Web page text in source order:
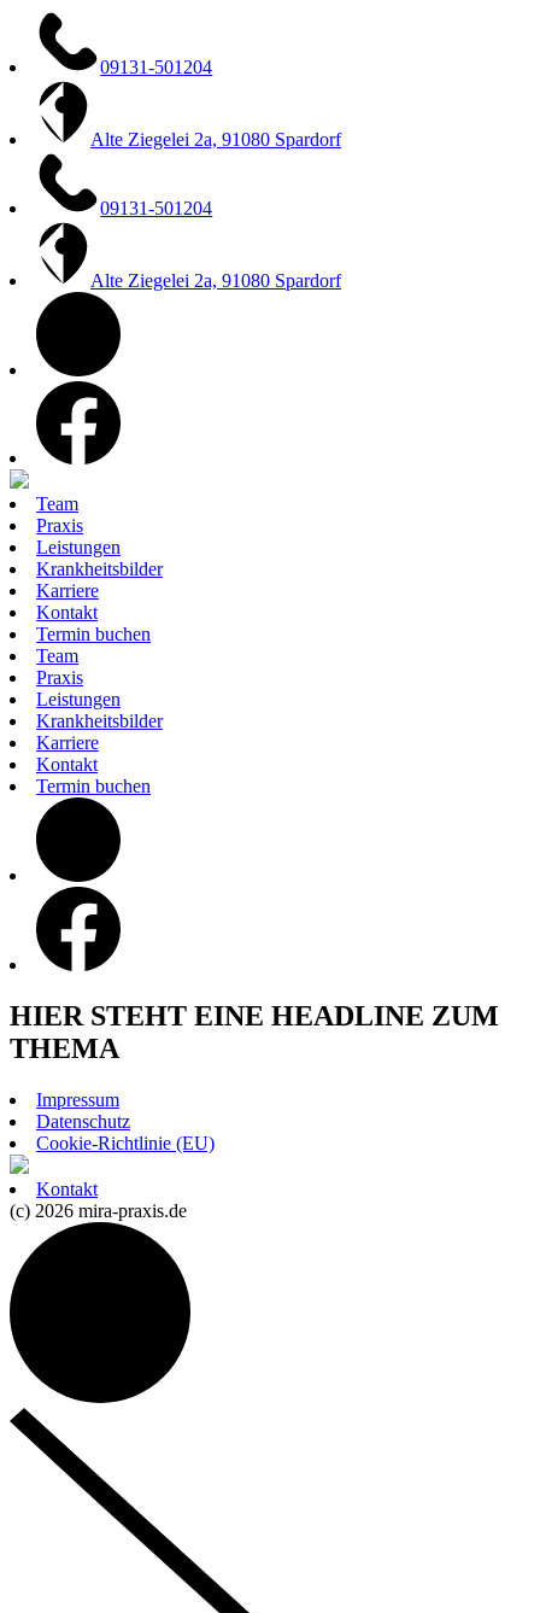
Zum
Inhalt
springen
09131-501204
Alte Ziegelei 2a, 91080 Spardorf
09131-501204
Alte Ziegelei 2a, 91080 Spardorf
instagram
facebook
Team
Praxis
Leistungen
Krankheitsbilder
Karriere
Kontakt
Termin buchen
Team
Praxis
Leistungen
Krankheitsbilder
Karriere
Kontakt
Termin buchen
instagram
facebook
HIER STEHT EINE HEADLINE ZUM
THEMA
Impressum
Datenschutz
Cookie-Richtlinie (EU)
Kontakt
(c) 2026 mira-praxis.de